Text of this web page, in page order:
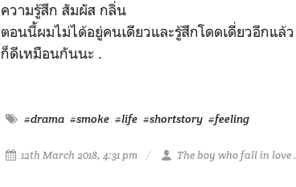
ความรู้สึก สัมผัส กลิ่น
ตอนนี้ผมไม่ได้อยู่คนเดียวและรู้สึกโดดเดี่ยวอีกแล้ว
ก็ดีเหมือนกันนะ .
#drama #smoke #life #shortstory #feeling
12th March 2018, 4:31 pm The boy who fall in love .